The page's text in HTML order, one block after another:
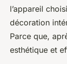
l’appareil
décoration
Parce que,
esthétique et